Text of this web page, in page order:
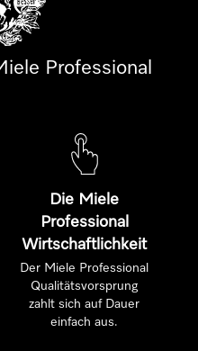
Professional
Die Miele
Professional
Wirtschaftlichkeit
Der Miele Professional
Qualitätsvorsprung
zahlt sich auf Dauer
einfach aus.